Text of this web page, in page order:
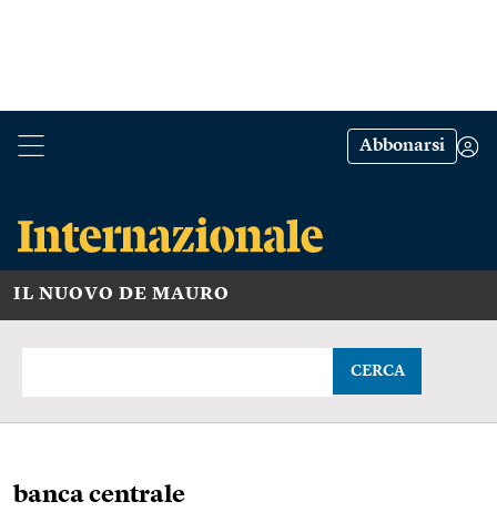
Abbonarsi
IL NUOVO DE MAURO
CERCA
banca centrale